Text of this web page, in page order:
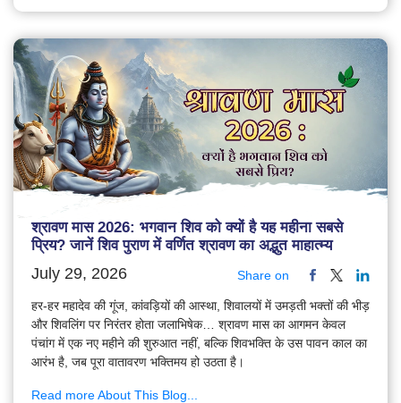
श्रावण मास 2026: भगवान शिव को क्यों है यह महीना सबसे
प्रिय? जानें शिव पुराण में वर्णित श्रावण का अद्भुत माहात्म्य
July 29, 2026 Share on
हर-हर महादेव की गूंज, कांवड़ियों की आस्था, शिवालयों में उमड़ती भक्तों की भीड़
और शिवलिंग पर निरंतर होता जलाभिषेक… श्रावण मास का आगमन केवल
पंचांग में एक नए महीने की शुरुआत नहीं, बल्कि शिवभक्ति के उस पावन काल का
आरंभ है, जब पूरा वातावरण भक्तिमय हो उठता है।
Read more About This Blog...